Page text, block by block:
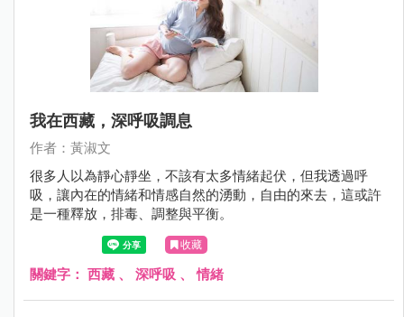
我在西藏，深呼吸調息
作者：黃淑文
很多人以為靜心靜坐，不該有太多情緒起伏，但我透過呼
吸，讓內在的情緒和情感自然的湧動，自由的來去，這或許
是一種釋放，排毒、調整與平衡。
收藏
關鍵字： 西藏 、 深呼吸 、情緒